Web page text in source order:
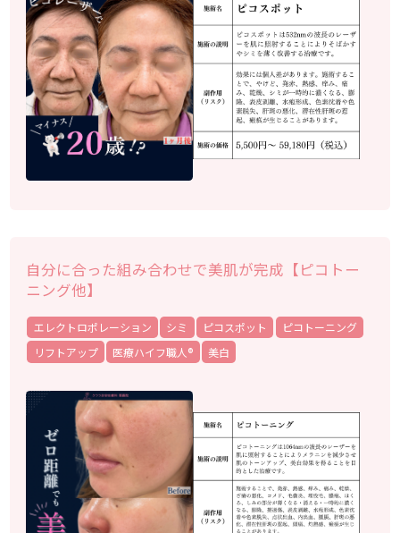
自分に合った組み合わせで美肌が完成【ピコトー
ニング他】
エレクトロポレーション シミ ピコスポット
ピコトーニング
リフトアップ
医療ハイフ職人® 美白